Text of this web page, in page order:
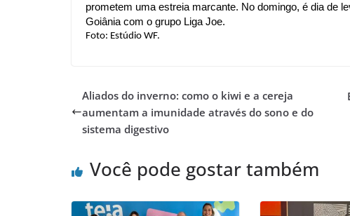
prometem uma estreia marcante. No domingo, é dia de
Goiânia com o grupo Liga Joe.
Foto: Estúdio WF.
Aliados do inverno: como o kiwi e a cereja
aumentam a imunidade através do sono e do
sistema digestivo
Você pode gostar também